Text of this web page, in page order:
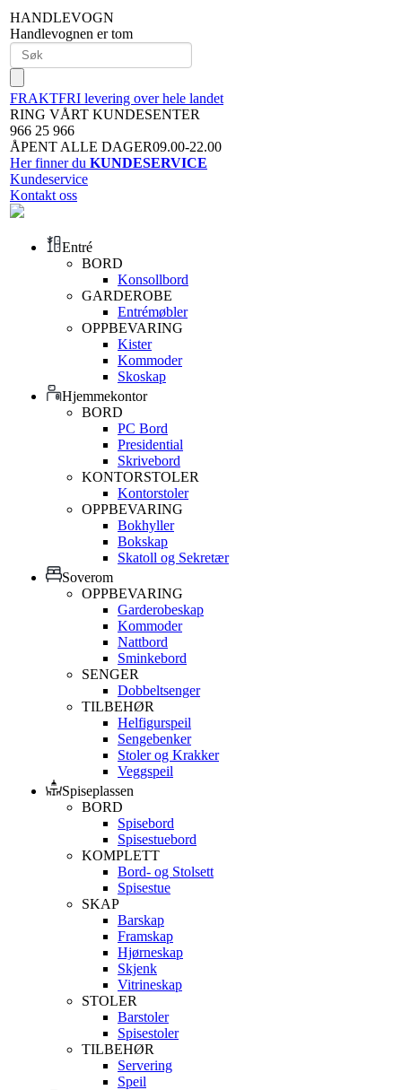
HANDLEVOGN
Handlevognen er tom
FRAKTFRI levering over hele landet
RING VÅRT KUNDESENTER
966 25 966
ÅPENT ALLE DAGER09.00-22.00
Her finner du KUNDESERVICE
Kundeservice
Kontakt oss
Entré
BORD
Konsollbord
GARDEROBE
Entrémøbler
OPPBEVARING
Kister
Kommoder
Skoskap
Hjemmekontor
BORD
PC Bord
Presidential
Skrivebord
KONTORSTOLER
Kontorstoler
OPPBEVARING
Bokhyller
Bokskap
Skatoll og Sekretær
Soverom
OPPBEVARING
Garderobeskap
Kommoder
Nattbord
Sminkebord
SENGER
Dobbeltsenger
TILBEHØR
Helfigurspeil
Sengebenker
Stoler og Krakker
Veggspeil
Spiseplassen
BORD
Spisebord
Spisestuebord
KOMPLETT
Bord- og Stolsett
Spisestue
SKAP
Barskap
Framskap
Hjørneskap
Skjenk
Vitrineskap
STOLER
Barstoler
Spisestoler
TILBEHØR
Servering
Speil